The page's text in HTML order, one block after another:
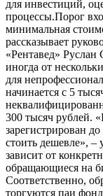
для инвестиций,
процессы.Порог
минимальная
рассказывает
«Рентавед»
иногда от
для
начинается с 5
300 тысяч рублей.
зарегистрирован
стоить дешевле», –
зависит от
обращающиеся на
Соответственно,
торгуются паи